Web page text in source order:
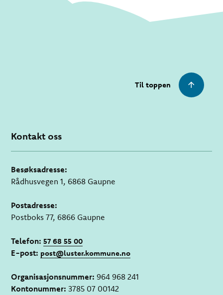
Til toppen
Kontakt oss
Besøksadresse:
Rådhusvegen 1, 6868 Gaupne
Postadresse:
Postboks 77, 6866 Gaupne
Telefon: 57 68 55 00
E-post: post@luster.kommune.no
Organisasjonsnummer: 964 968 241
Kontonummer: 3785 07 00142